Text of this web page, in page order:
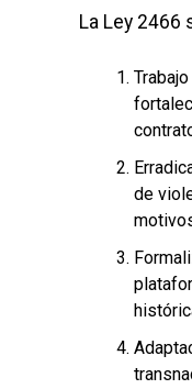
La Ley
de